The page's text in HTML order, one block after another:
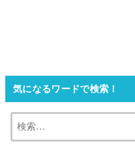
気になるワードで検索！